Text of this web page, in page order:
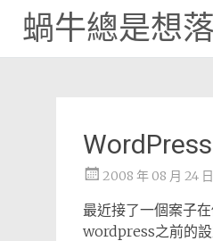
蝸牛總是想
2008 年 08 月 24 日
最近接了一個案子
wordpress之前的